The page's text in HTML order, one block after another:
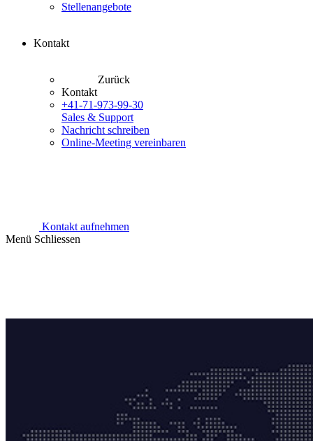
Stellenangebote
Kontakt
Zurück
Kontakt
+41-71-973-99-30
Sales & Support
Nachricht schreiben
Online-Meeting vereinbaren
Kontakt aufnehmen
Menü Schliessen